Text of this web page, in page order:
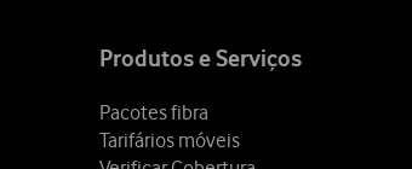
Produtos e Serviços
Pacotes fibra
Tarifários móveis